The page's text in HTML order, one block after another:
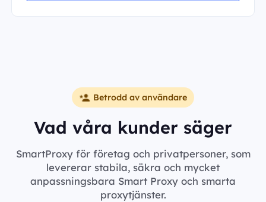
Betrodd av användare
Vad våra kunder säger
SmartProxy för företag och privatpersoner, som
levererar stabila, säkra och mycket
anpassningsbara Smart Proxy och smarta
proxytjänster.